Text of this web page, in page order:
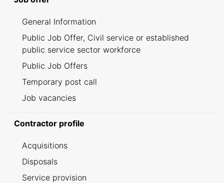
General Information
Public Job Offer, Civil service or established
public service sector workforce
Public Job Offers
Temporary post call
Job vacancies
Contractor profile
Acquisitions
Disposals
Service provision